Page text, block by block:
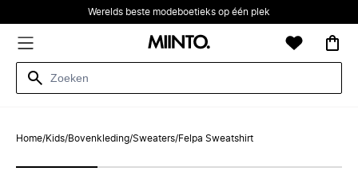
Werelds beste modeboetieks op één plek
Home/Kids/Bovenkleding/Sweaters/Felpa Sweatshirt